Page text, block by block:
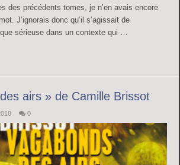
des précédents tomes, je n’en avais encore
J’ignorais donc qu’il s’agissait de
sérieuse dans un contexte qui …
airs » de Camille Brissot
0